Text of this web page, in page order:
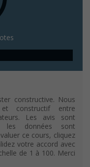
constructive. Nous
constructif entre
Les avis sont
les données sont
ce cours, cliquez
votre accord avec
de 1 à 100. Merci